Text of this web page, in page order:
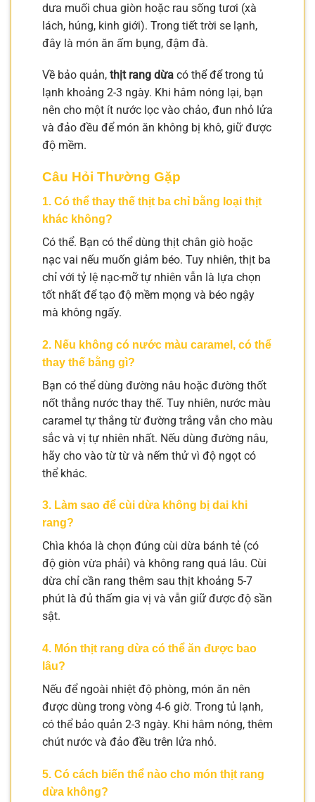
dưa muối chua giòn hoặc rau sống tươi (xà
lách, húng, kinh giới). Trong tiết trời se lạnh,
đây là món ăn ấm bụng, đậm đà.
Về bảo quản, thịt rang dừa có thể để trong tủ
lạnh khoảng 2-3 ngày. Khi hâm nóng lại, bạn
nên cho một ít nước lọc vào chảo, đun nhỏ lửa
và đảo đều để món ăn không bị khô, giữ được
độ mềm.
Câu Hỏi Thường Gặp
1. Có thể thay thế thịt ba chỉ bằng loại thịt
khác không?
Có thể. Bạn có thể dùng thịt chân giò hoặc
nạc vai nếu muốn giảm béo. Tuy nhiên, thịt ba
chỉ với tỷ lệ nạc-mỡ tự nhiên vẫn là lựa chọn
tốt nhất để tạo độ mềm mọng và béo ngậy
mà không ngấy.
2. Nếu không có nước màu caramel, có thể
thay thế bằng gì?
Bạn có thể dùng đường nâu hoặc đường thốt
nốt thắng nước thay thế. Tuy nhiên, nước màu
caramel tự thắng từ đường trắng vẫn cho màu
sắc và vị tự nhiên nhất. Nếu dùng đường nâu,
hãy cho vào từ từ và nếm thử vì độ ngọt có
thể khác.
3. Làm sao để cùi dừa không bị dai khi
rang?
Chìa khóa là chọn đúng cùi dừa bánh tẻ (có
độ giòn vừa phải) và không rang quá lâu. Cùi
dừa chỉ cần rang thêm sau thịt khoảng 5-7
phút là đủ thấm gia vị và vẫn giữ được độ sần
sật.
4. Món thịt rang dừa có thể ăn được bao
lâu?
Nếu để ngoài nhiệt độ phòng, món ăn nên
được dùng trong vòng 4-6 giờ. Trong tủ lạnh,
có thể bảo quản 2-3 ngày. Khi hâm nóng, thêm
chút nước và đảo đều trên lửa nhỏ.
5. Có cách biến thể nào cho món thịt rang
dừa không?